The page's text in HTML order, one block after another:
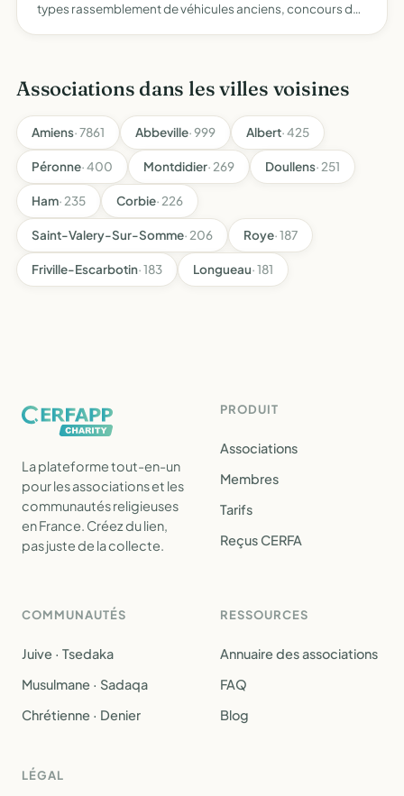
types rassemblement de véhicules anciens, concours de
Associations dans les villes voisines
Amiens· 7861 Abbeville· 999 Albert· 425
Péronne· 400 Montdidier· 269 Doullens· 251
Ham· 235 Corbie· 226
Saint-Valery-Sur-Somme· 206 Roye· 187
Friville-Escarbotin· 183 Longueau· 181
La plateforme tout-en-un
pour les associations et les
communautés religieuses
en France. Créez du lien,
pas juste de la collecte.
PRODUIT
Associations
Membres
Tarifs
Reçus CERFA
COMMUNAUTÉS
Juive · Tsedaka
Musulmane · Sadaqa
Chrétienne · Denier
RESSOURCES
Annuaire des associations
FAQ
Blog
LÉGAL